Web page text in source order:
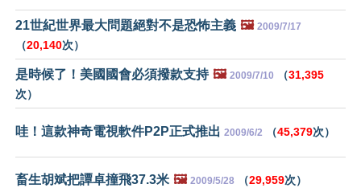
21世紀世界最大問題絕對不是恐怖主義 🖼️ 2009/7/17
（20,140次）
是時候了！美國國會必須撥款支持 🖼️ 2009/7/10 （31,395
次）
哇！這款神奇電視軟件P2P正式推出 2009/6/2 （45,379次）
畜生胡斌把譚卓撞飛37.3米 🖼️ 2009/5/28 （29,959次）